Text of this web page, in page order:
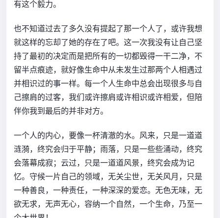
有这个毅力。
也不知道过去了多久没有提起了那一个人了，或许我想
就这样的忘却了她的存在了吧。这一次我没有让自己坚
持了最初的决定而是把所有的一切都毁得一干二净，不
留半点痕迹，就好像生命中从未发生过那两个人相遇过
并相识过的事一样。每一个人生命中总会出现很多与自
己擦肩的过客，我们或许擦肩或许相识或许相爱，但陪
伴你我到最后的并非对方。
一个人的内心，要像一杯清澈的水。风来，只是一道道
涟漪，终究会归于平静；雨落，只是一些些涌动，终究
会落幕成寂；云过，只是一道道风景，终究会成为记
忆。守候一片自己的领域，无关尘世，无关风月，只是
一种善良，一种责任，一种深深的爱恋。无色无味，无
欲无求，无声无心，容纳一个自然，一个生命，乃至一